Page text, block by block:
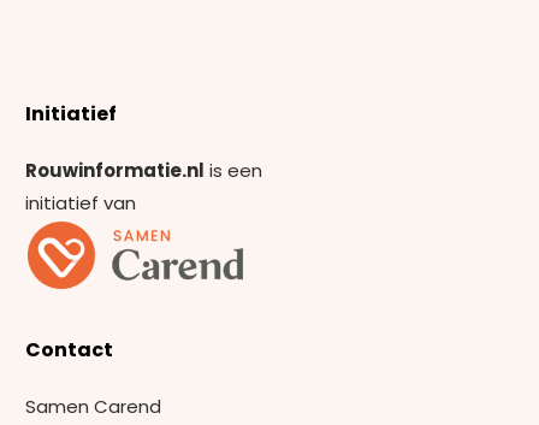
Initiatief
Rouwinformatie.nl is een
initiatief van
Contact
Samen Carend